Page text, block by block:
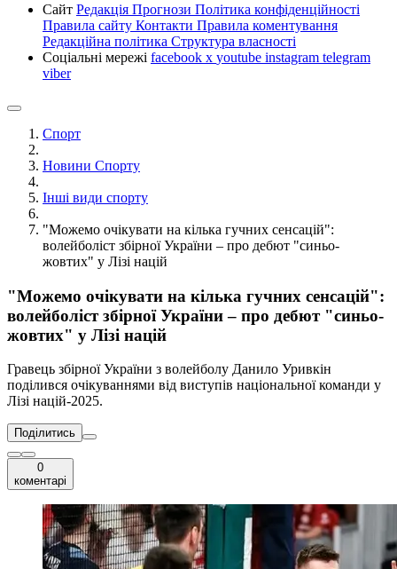
Сайт Редакція Прогнози Політика конфіденційності
Правила сайту Контакти Правила коментування
Редакційна політика Структура власності
Соціальні мережі facebook x youtube instagram telegram
viber
Спорт
Новини Спорту
Інші види спорту
"Можемо очікувати на кілька гучних сенсацій":
волейболіст збірної України – про дебют "синьо-
жовтих" у Лізі націй
"Можемо очікувати на кілька гучних сенсацій":
волейболіст збірної України – про дебют "синьо-
жовтих" у Лізі націй
Гравець збірної України з волейболу Данило Уривкін
поділився очікуваннями від виступів національної команди у
Лізі націй-2025.
Поділитись
0
коментарі